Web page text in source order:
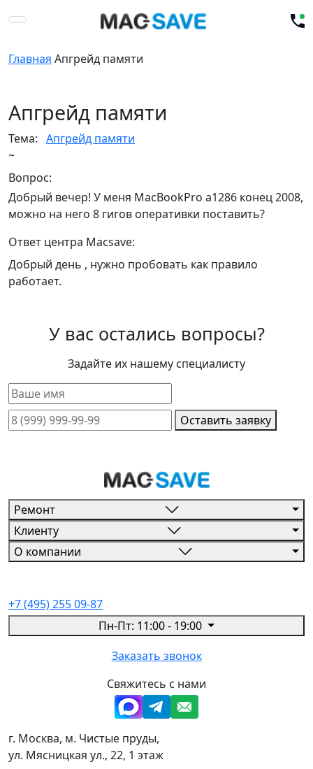
Главная Апгрейд памяти
Апгрейд памяти
Тема: Апгрейд памяти
~
Вопрос:
Добрый вечер! У меня MacBookPro a1286 конец 2008,
можно на него 8 гигов оперативки поставить?
Ответ центра Macsave:
Добрый день , нужно пробовать как правило
работает.
У вас остались вопросы?
Задайте их нашему специалисту
Оставить заявку
Ремонт
Клиенту
О компании
+7 (495) 255 09-87
Пн-Пт: 11:00 - 19:00
Заказать звонок
Свяжитесь с нами
г. Москва, м. Чистые пруды,
ул. Мясницкая ул., 22, 1 этаж